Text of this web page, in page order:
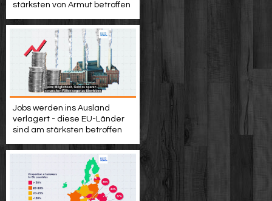
stärksten von Armut betroffen
Jobs werden ins Ausland
verlagert - diese EU-Länder
sind am stärksten betroffen